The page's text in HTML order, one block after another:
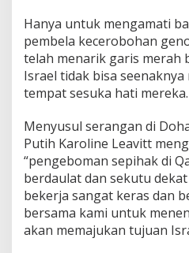
Hanya untuk mengamati
pembela kecerobohan
telah menarik garis merah
Israel tidak bisa
tempat sesuka hati mereka.
Menyusul serangan di
Putih Karoline Leavitt
“pengeboman sepihak di
berdaulat dan sekutu
bekerja sangat keras dan
bersama kami untuk
akan memajukan tujuan